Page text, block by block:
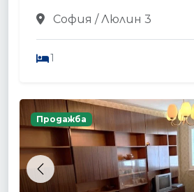
София / Люлин 3
1
Previous
Продажба